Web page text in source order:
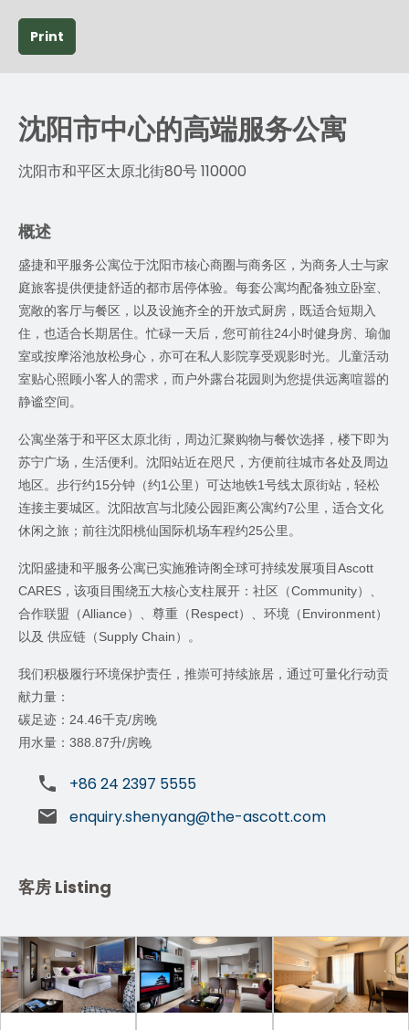
Print
沈阳市中心的高端服务公寓
沈阳市和平区太原北街80号 110000
概述
盛捷和平服务公寓位于沈阳市核心商圈与商务区，为商务人士与家
庭旅客提供便捷舒适的都市居停体验。每套公寓均配备独立卧室、
宽敞的客厅与餐区，以及设施齐全的开放式厨房，既适合短期入
住，也适合长期居住。忙碌一天后，您可前往24小时健身房、瑜伽
室或按摩浴池放松身心，亦可在私人影院享受观影时光。儿童活动
室贴心照顾小客人的需求，而户外露台花园则为您提供远离喧嚣的
静谧空间。
公寓坐落于和平区太原北街，周边汇聚购物与餐饮选择，楼下即为
苏宁广场，生活便利。沈阳站近在咫尺，方便前往城市各处及周边
地区。步行约15分钟（约1公里）可达地铁1号线太原街站，轻松
连接主要城区。沈阳故宫与北陵公园距离公寓约7公里，适合文化
休闲之旅；前往沈阳桃仙国际机场车程约25公里。
沈阳盛捷和平服务公寓已实施雅诗阁全球可持续发展项目Ascott
CARES ，该项目围绕五大核心支柱展开：社区（Community）、
合作联盟（Alliance）、尊重（Respect）、环境（Environment）
以及 供应链（Supply Chain）。
我们积极履行环境保护责任，推崇可持续旅居，通过可量化行动贡
献力量：
碳足迹： 24.46千克/房晚
用水量： 388.87升/房晚
+86 24 2397 5555
enquiry.shenyang@the-ascott.com
客房 Listing